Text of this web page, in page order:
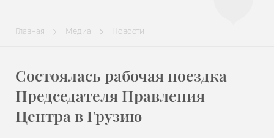
Главная Медиа Новости
Состоялась рабочая поездка
Председателя Правления
Центра в Грузию